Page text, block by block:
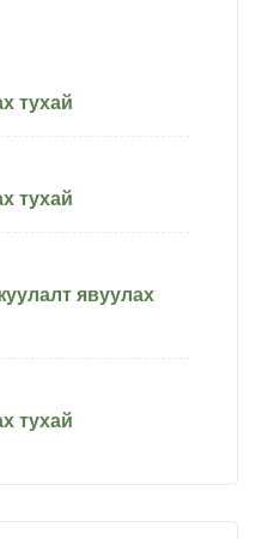
тухай
тухай
явуулах
тухай